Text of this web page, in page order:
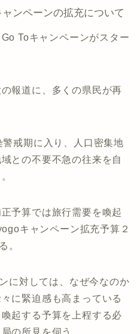
ンペーンの拡充について
Toキャンペーンがスター
報道に、多くの県民が再
戒期に入り、人口密集地
との不要不急の往来を自
予算では旅行需要を喚起
キャンペーン拡充予算２
。
に対しては、なぜ今なのか
に緊迫感も高まっている
起する予算を上程する必
の所見を伺う。